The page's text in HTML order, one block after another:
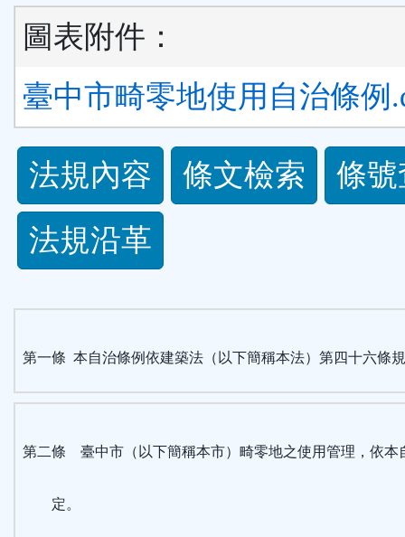
圖表附件：
臺中市畸零地使用自治條例
法
規
功
能
按
鈕
法規內容 條文檢索
條
法規沿革
第一條 本自治條例依建築法（以下簡稱本法）第四十六條
第二條 臺中市（以下簡稱本市）畸零地之使用管理，依本
定。